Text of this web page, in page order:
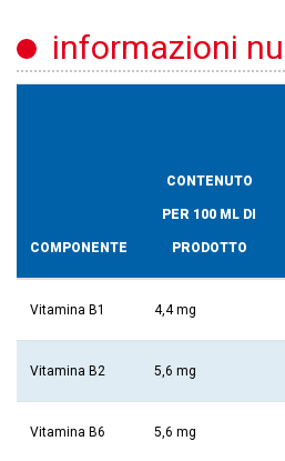
informazioni
COMPONENTE
CONTENUTO
PER 100 ML DI
PRODOTTO
Vitamina B1 4,4 mg
Vitamina B2 5,6 mg
Vitamina B6 5,6 mg